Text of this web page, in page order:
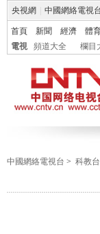
央視網 中國網絡電視
首頁 新聞 經濟 體
電視
頻道大全 欄目
中國網絡電視台 > 科教台